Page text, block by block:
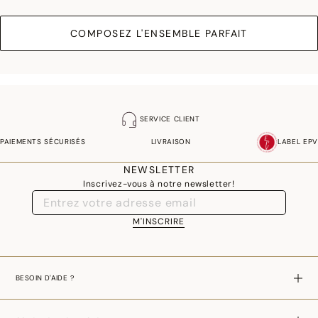
COMPOSEZ L'ENSEMBLE PARFAIT
SERVICE CLIENT
PAIEMENTS SÉCURISÉS LIVRAISON LABEL EPV
NEWSLETTER
Inscrivez-vous à notre newsletter!
M'INSCRIRE
BESOIN D'AIDE ?